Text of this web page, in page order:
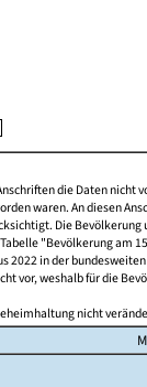
die Daten nicht
waren. An diesen
Die
"Bevölkerung am
2022 in der
vor, weshalb für die
nicht